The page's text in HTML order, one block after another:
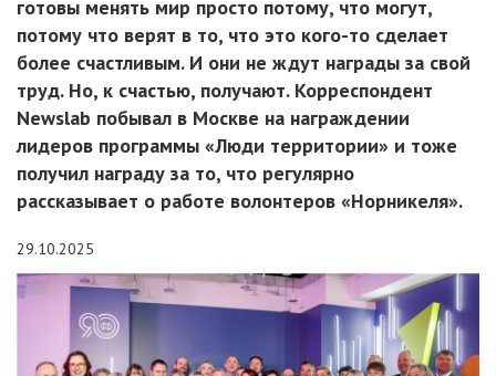
готовы менять мир просто потому, что могут,
потому что верят в то, что это кого-то сделает
более счастливым. И они не ждут награды за свой
труд. Но, к счастью, получают. Корреспондент
Newslab побывал в Москве на награждении
лидеров программы «Люди территории» и тоже
получил награду за то, что регулярно
рассказывает о работе волонтеров «Норникеля».
29.10.2025